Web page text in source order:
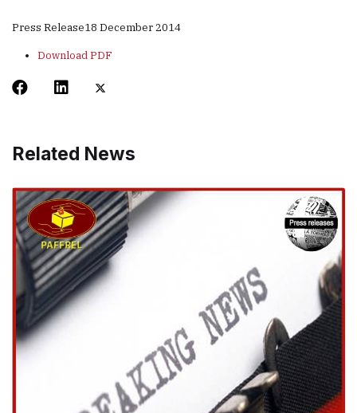
Press Release18 December 2014
Download PDF
Related News